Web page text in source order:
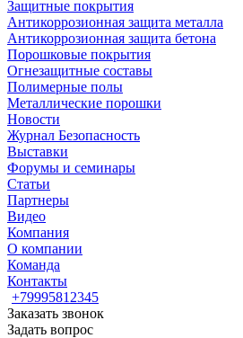
Защитные покрытия
Антикоррозионная защита металла
Антикоррозионная защита бетона
Порошковые покрытия
Огнезащитные составы
Полимерные полы
Металлические порошки
Новости
Журнал Безопасность
Выставки
Форумы и семинары
Статьи
Партнеры
Видео
Компания
О компании
Команда
Контакты
+79995812345
Заказать звонок
Задать вопрос